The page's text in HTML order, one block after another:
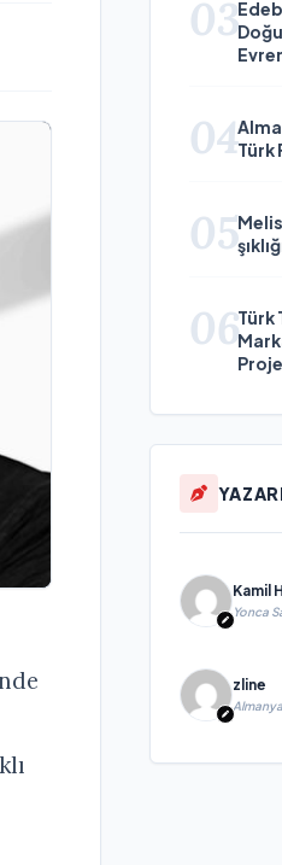
03
04Türk
05
06Türk
Kamil
Yonca
zline